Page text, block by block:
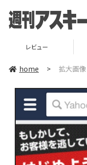
レビュー
home > 拡大画像